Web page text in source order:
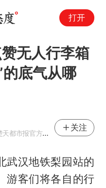
打开
无人行李箱
的底气从哪
都市报官方网易号
关注
武汉地铁梨园站的
游客们将各自的行